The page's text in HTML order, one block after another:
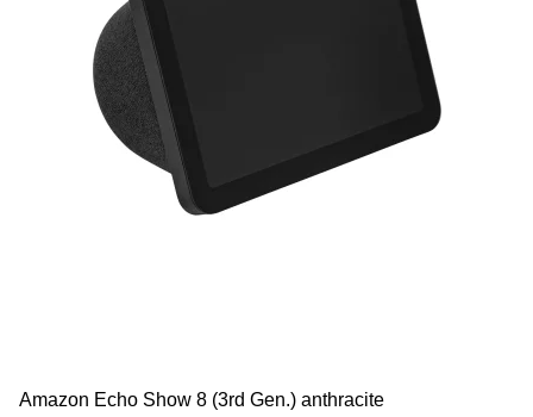
Amazon Echo Show 8 (3rd Gen.) anthracite